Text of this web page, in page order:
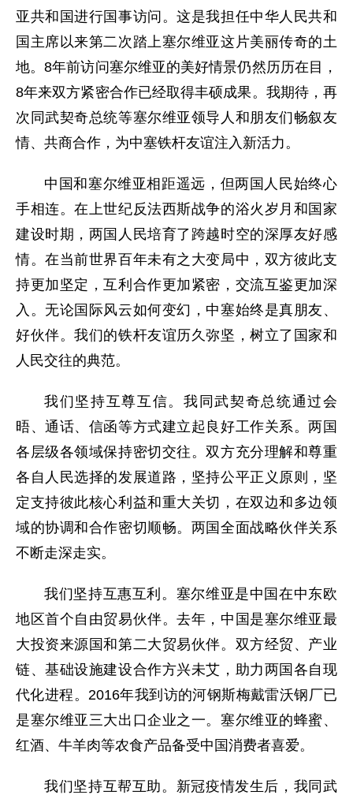
亚共和国进行国事访问。这是我担任中华人民共和
国主席以来第二次踏上塞尔维亚这片美丽传奇的土
地。8年前访问塞尔维亚的美好情景仍然历历在目，
8年来双方紧密合作已经取得丰硕成果。我期待，再
次同武契奇总统等塞尔维亚领导人和朋友们畅叙友
情、共商合作，为中塞铁杆友谊注入新活力。
中国和塞尔维亚相距遥远，但两国人民始终心
手相连。在上世纪反法西斯战争的浴火岁月和国家
建设时期，两国人民培育了跨越时空的深厚友好感
情。在当前世界百年未有之大变局中，双方彼此支
持更加坚定，互利合作更加紧密，交流互鉴更加深
入。无论国际风云如何变幻，中塞始终是真朋友、
好伙伴。我们的铁杆友谊历久弥坚，树立了国家和
人民交往的典范。
我们坚持互尊互信。我同武契奇总统通过会
晤、通话、信函等方式建立起良好工作关系。两国
各层级各领域保持密切交往。双方充分理解和尊重
各自人民选择的发展道路，坚持公平正义原则，坚
定支持彼此核心利益和重大关切，在双边和多边领
域的协调和合作密切顺畅。两国全面战略伙伴关系
不断走深走实。
我们坚持互惠互利。塞尔维亚是中国在中东欧
地区首个自由贸易伙伴。去年，中国是塞尔维亚最
大投资来源国和第二大贸易伙伴。双方经贸、产业
链、基础设施建设合作方兴未艾，助力两国各自现
代化进程。2016年我到访的河钢斯梅戴雷沃钢厂已
是塞尔维亚三大出口企业之一。塞尔维亚的蜂蜜、
红酒、牛羊肉等农食产品备受中国消费者喜爱。
我们坚持互帮互助。新冠疫情发生后，我同武